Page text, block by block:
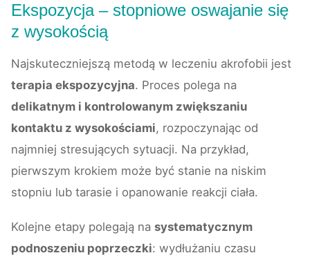
Ekspozycja – stopniowe oswajanie się
z wysokością
Najskuteczniejszą metodą w leczeniu akrofobii jest
terapia ekspozycyjna. Proces polega na
delikatnym i kontrolowanym zwiększaniu
kontaktu z wysokościami, rozpoczynając od
najmniej stresujących sytuacji. Na przykład,
pierwszym krokiem może być stanie na niskim
stopniu lub tarasie i opanowanie reakcji ciała.
Kolejne etapy polegają na systematycznym
podnoszeniu poprzeczki: wydłużaniu czasu